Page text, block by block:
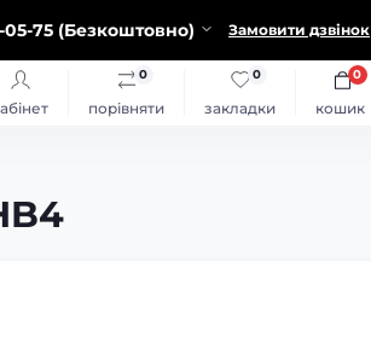
75 (Безкоштовно) Замовити дзвінок
порівняти
0
закладки
0
кошик
0